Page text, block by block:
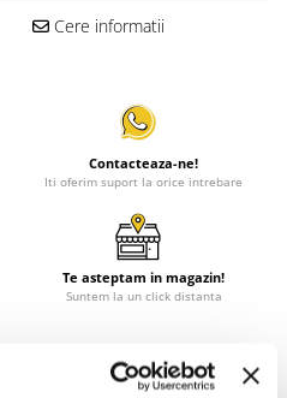
Cere informatii
Contacteaza-ne!
Iti oferim suport la orice intrebare
Te asteptam in magazin!
Suntem la un click distanta